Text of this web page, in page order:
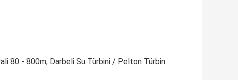
80 - 800m, Darbeli Su Türbini / Pelton Türbin